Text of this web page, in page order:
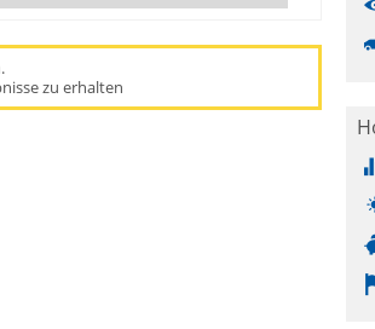
zu erhalten